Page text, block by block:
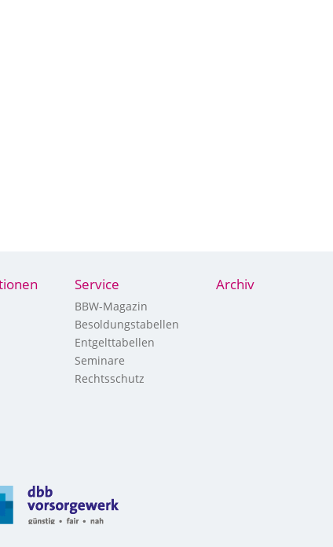
Service
BBW-Magazin
Besoldungstabellen
Entgelttabellen
Seminare
Rechtsschutz
Archiv